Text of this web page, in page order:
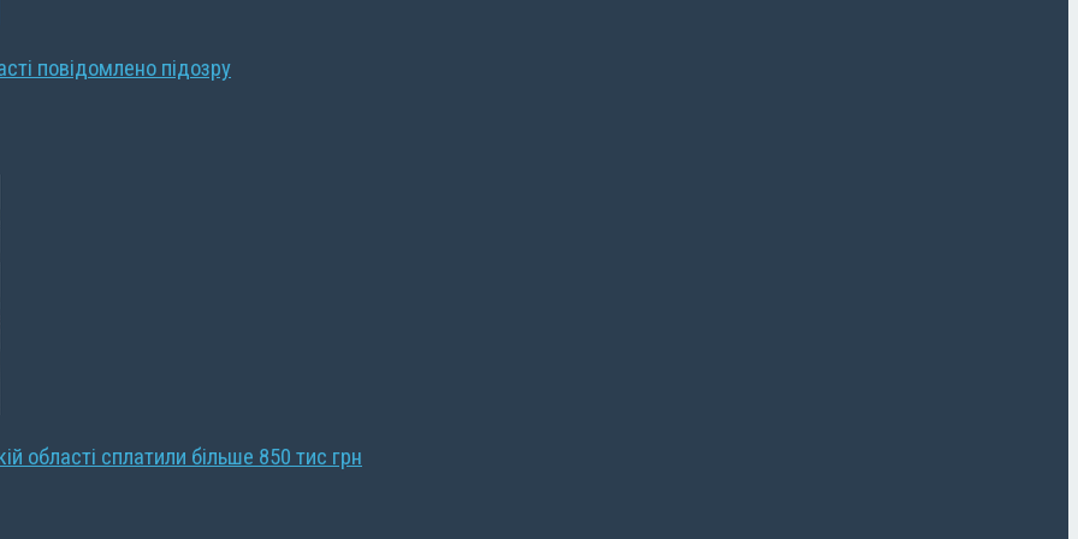
повідомлено підозру
області сплатили більше 850 тис грн